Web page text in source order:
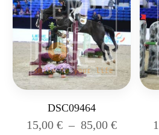
DSC09464
15,00 € – 85,00 €